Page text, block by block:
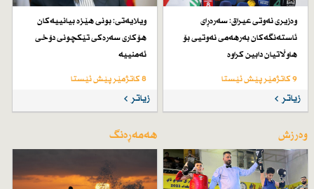
وەزیری نەوتی عیراق: سەرەڕای
ئاستەنگەكان بەرهەمی نەوتیی بۆ
هاوڵاتیان دابین كراوە
9 کاتژمێر پێش ئێستا
زیاتر
ویلایەتی: بونی هێزە بیانییەكان
هۆكاری سەرەكی تێكچونی دۆخی
ئەمنییە
8 کاتژمێر پێش ئێستا
زیاتر
وەرزش هەمەڕەنگ